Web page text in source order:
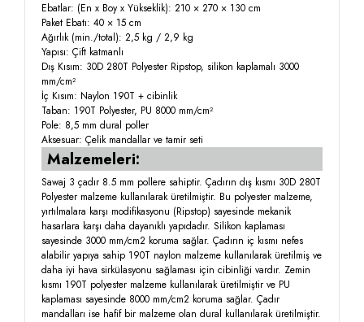
Ebatlar: (En x Boy x Yükseklik): 210 × 270 × 130 cm
Paket Ebatı: 40 × 15 cm
Ağırlık (min./total): 2,5 kg / 2,9 kg
Yapısı: Çift katmanlı
Dış Kısım: 30D 280T Polyester Ripstop, silikon kaplamalı 3000
mm/cm²
İç Kısım: Naylon 190T + cibinlik
Taban: 190T Polyester, PU 8000 mm/cm²
Pole: 8,5 mm dural poller
Aksesuar: Çelik mandallar ve tamir seti
Malzemeleri:
Sawaj 3 çadır 8.5 mm pollere sahiptir. Çadırın dış kısmı 30D 280T
Polyester malzeme kullanılarak üretilmiştir. Bu polyester malzeme,
yırtılmalara karşı modifikasyonu (Ripstop) sayesinde mekanik
hasarlara karşı daha dayanıklı yapıdadır. Silikon kaplaması
sayesinde 3000 mm/cm2 koruma sağlar. Çadırın iç kısmı nefes
alabilir yapıya sahip 190T naylon malzeme kullanılarak üretilmiş ve
daha iyi hava sirkülasyonu sağlaması için cibinliği vardır. Zemin
kısmı 190T polyester malzeme kullanılarak üretilmiştir ve PU
kaplaması sayesinde 8000 mm/cm2 koruma sağlar. Çadır
mandalları ise hafif bir malzeme olan dural kullanılarak üretilmiştir.